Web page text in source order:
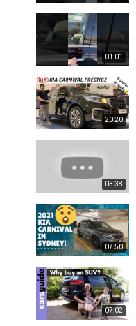
01:01
20:20
03:38
07:50
07:02